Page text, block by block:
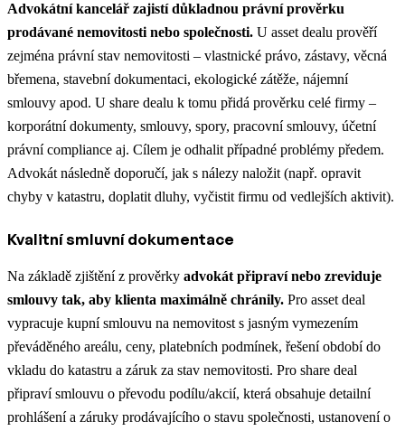
Advokátní kancelář zajistí důkladnou právní prověrku
prodávané nemovitosti nebo společnosti. U asset dealu prověří
zejména právní stav nemovitosti – vlastnické právo, zástavy, věcná
břemena, stavební dokumentaci, ekologické zátěže, nájemní
smlouvy apod. U share dealu k tomu přidá prověrku celé firmy –
korporátní dokumenty, smlouvy, spory, pracovní smlouvy, účetní
právní compliance aj. Cílem je odhalit případné problémy předem​.
Advokát následně doporučí, jak s nálezy naložit (např. opravit
chyby v katastru, doplatit dluhy, vyčistit firmu od vedlejších aktivit).
Kvalitní smluvní dokumentace
Na základě zjištění z prověrky advokát připraví nebo zreviduje
smlouvy tak, aby klienta maximálně chránily. Pro asset deal
vypracuje kupní smlouvu na nemovitost s jasným vymezením
převáděného areálu, ceny, platebních podmínek, řešení období do
vkladu do katastru a záruk za stav nemovitosti. Pro share deal
připraví smlouvu o převodu podílu/akcií, která obsahuje detailní
prohlášení a záruky prodávajícího o stavu společnosti, ustanovení o